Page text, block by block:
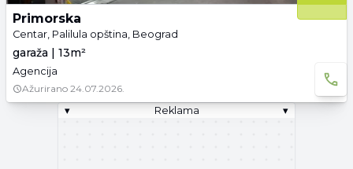
Primorska
Centar, Palilula opština, Beograd
garaža | 13m²
Agencija
Ažurirano 24.07.2026.
▾
Reklama ▾